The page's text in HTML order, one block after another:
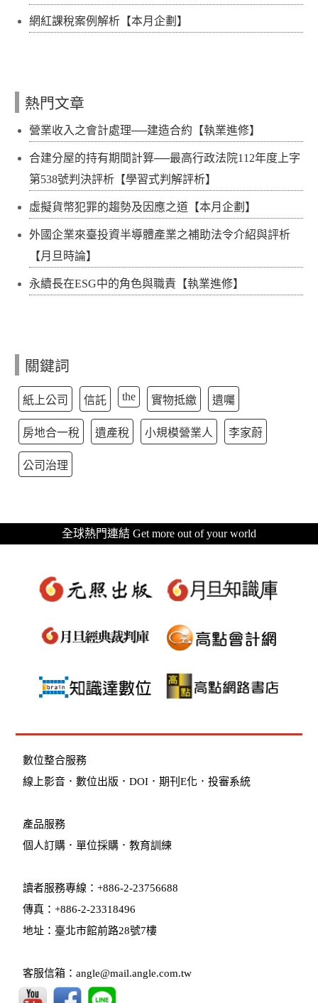
網紅課稅案例解析【本月企劃】
熱門文章
營業收入之會計處理──建造合約【執業進修】
合建分屋的持有期間計算──最高行政法院112年度上字
第538號判決評析【學習式判解評析】
虛擬貨幣犯罪的趨勢及因應之道【本月企劃】
外國企業來臺投資半導體產業之補助法令介紹與評析
【月旦時論】
永續長在ESG中的角色與職責【執業進修】
關鍵詞
紙上公司 信託 the 實物抵繳 遺囑
房地合一稅 遺產稅 小規模營業人 李家蔚
公司治理
全球熱門連結 Get more out of your world
數位整合服務
線上影音 ．數位出版 ．DOI ．期刊E化 ．投審系統
產品服務
個人訂購 ． 單位採購 ．教育訓練
讀者服務專線：+886-2-23756688
傳真：+886-2-23318496
地址：臺北市館前路28號7樓
客服信箱：angle@mail.angle.com.tw